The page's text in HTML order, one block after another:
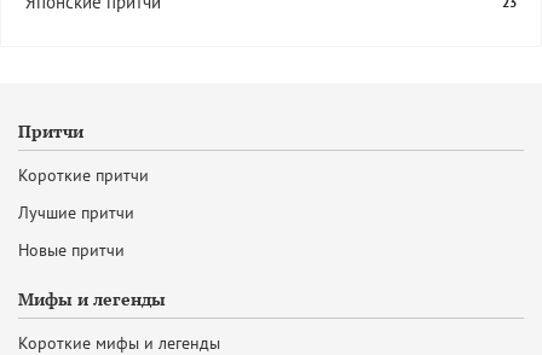
Притчи
Короткие притчи
Лучшие притчи
Новые притчи
Мифы и легенды
Короткие мифы и легенды